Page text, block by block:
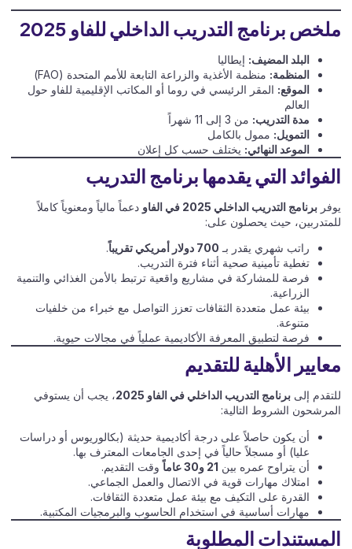
ملخص برنامج التدريب الداخلي للفاو 2025
البلد المضيف: إيطاليا
المنظمة: منظمة الأغذية والزراعة التابعة للأمم المتحدة (FAO)
الموقع: المقر الرئيسي في روما أو المكاتب الإقليمية للفاو حول
العالم
مدة التدريب: من 3 إلى 11 شهراً
التمويل: ممول بالكامل
الموعد النهائي: يختلف حسب كل إعلان
الفوائد التي يقدمها برنامج التدريب
يوفر برنامج التدريب الداخلي 2025 في الفاو
دعماً مالياً ومعنوياً كاملاً
للمتدربين، حيث يحصلون على:
راتب شهري يقدر بـ 700 دولار أمريكي تقريباً
.
تغطية تأمينية صحية أثناء فترة التدريب.
فرصة للمشاركة في مشاريع واقعية ترتبط بالأمن الغذائي والتنمية
الزراعية.
بيئة عمل متعددة الثقافات تعزز التواصل مع خبراء من خلفيات
متنوعة.
فرصة لتطبيق المعرفة الأكاديمية عملياً في مجالات حيوية.
معايير الأهلية للتقديم
للتقدم إلى برنامج التدريب الداخلي في الفاو 2025
، يجب أن يستوفي
المرشحون الشروط التالية:
أن يكون حاصلاً على درجة أكاديمية حديثة (بكالوريوس أو دراسات
عليا) أو مسجلاً حالياً في إحدى الجامعات المعترف بها.
أن يتراوح عمره بين 21 و30 عاماً
وقت التقديم.
امتلاك مهارات قوية في الاتصال والعمل الجماعي.
القدرة على التكيف مع بيئة عمل متعددة الثقافات.
مهارات أساسية في استخدام الحاسوب والبرمجيات المكتبية.
المستندات المطلوبة